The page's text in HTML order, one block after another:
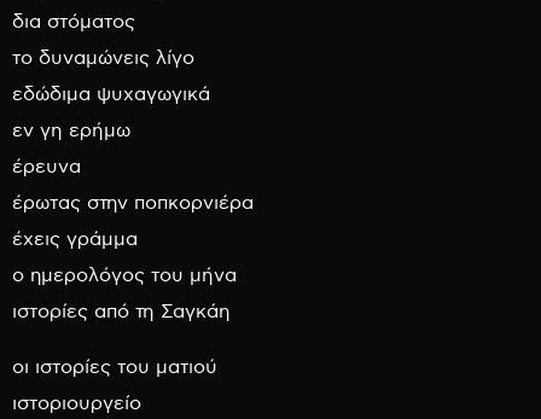
δια στόματος
το δυναμώνεις λίγο
εδώδιμα ψυχαγωγικά
εν γη ερήμω
έρευνα
έρωτας στην ποπκορνιέρα
έχεις γράμμα
ο ημερολόγος του μήνα
ιστορίες από τη Σαγκάη
οι ιστορίες του ματιού
ιστοριουργείο